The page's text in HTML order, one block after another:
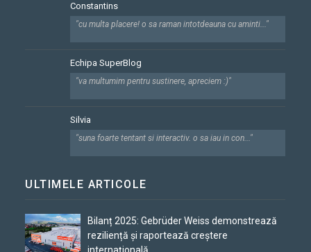
Constantins
"cu multa placere! o sa raman intotdeauna cu aminti..."
Echipa SuperBlog
"va multumim pentru sustinere, apreciem :)"
Silvia
"suna foarte tentant si interactiv. o sa iau in con..."
ULTIMELE ARTICOLE
Bilanț 2025: Gebrüder Weiss demonstrează
reziliență și raportează creștere